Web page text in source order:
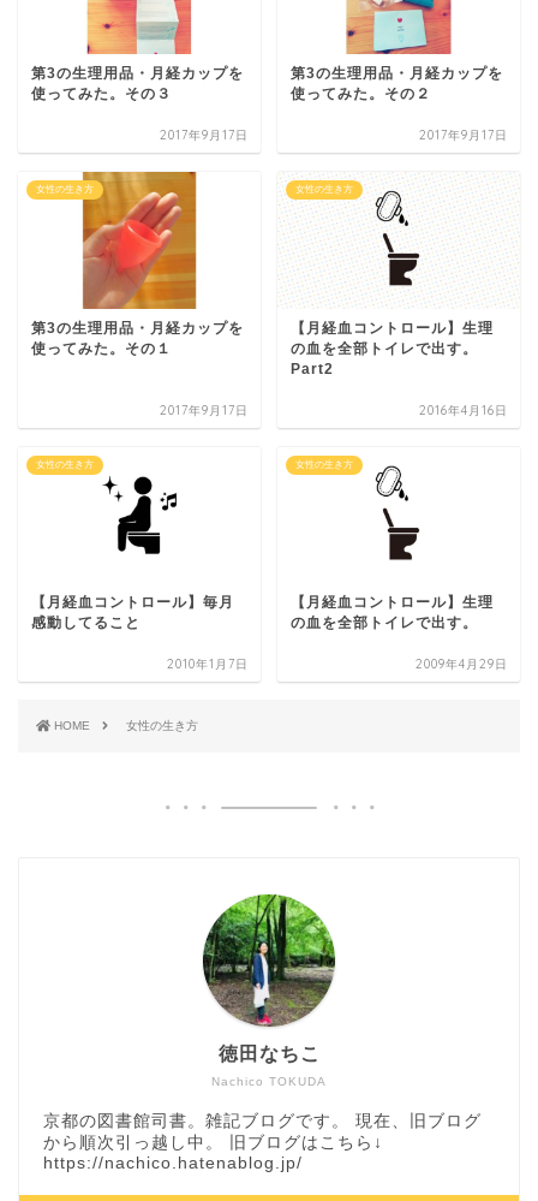
第3の生理用品・月経カップを
使ってみた。その３
2017年9月17日
第3の生理用品・月経カップを
使ってみた。その２
2017年9月17日
女性の生き方
第3の生理用品・月経カップを
使ってみた。その１
2017年9月17日
女性の生き方
【月経血コントロール】生理
の血を全部トイレで出す。
Part2
2016年4月16日
女性の生き方
【月経血コントロール】毎月
感動してること
2010年1月7日
女性の生き方
【月経血コントロール】生理
の血を全部トイレで出す。
2009年4月29日
HOME 女性の生き方
Nachico TOKUDA
徳田なちこ
京都の図書館司書。雑記ブログです。 現在、旧ブログ
から順次引っ越し中。 旧ブログはこちら↓
https://nachico.hatenablog.jp/